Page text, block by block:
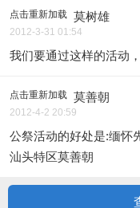
点击重新加载 莫树雄
2012-3-31 01:54
我们要通过这样的活动
点击重新加载 莫善朝
2012-4-2 20:59
公祭活动的好处是:缅怀
汕头特区莫善朝